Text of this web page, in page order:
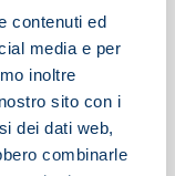
contenuti ed
media e per
inoltre
sito con i
dei dati web,
combinarle
Search